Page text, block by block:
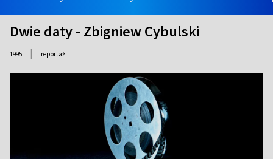
Dwie daty - Zbigniew Cybulski
1995 | reportaż